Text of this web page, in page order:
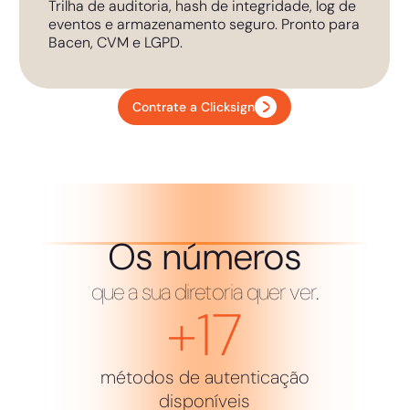
Trilha de auditoria, hash de integridade, log de
eventos e armazenamento seguro. Pronto para
Bacen, CVM e LGPD.
Contrate a Clicksign
Os números
que a sua diretoria quer ver.
+17
métodos de autenticação
disponíveis